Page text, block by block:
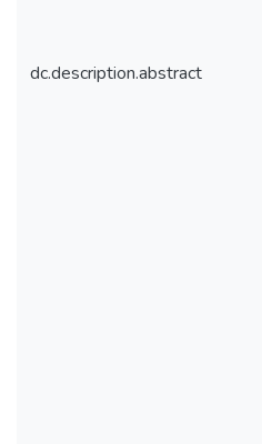
dc.description.abstract